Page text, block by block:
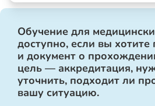
Обучение для
доступно, если вы хотите
и документ о
цель — аккредитация,
уточнить, подходит ли
вашу ситуацию.